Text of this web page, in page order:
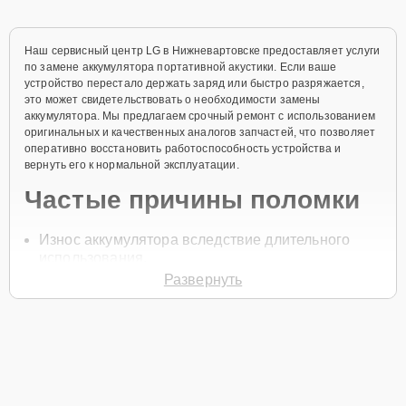
Наш сервисный центр LG в Нижневартовске предоставляет услуги
по замене аккумулятора портативной акустики. Если ваше
устройство перестало держать заряд или быстро разряжается,
это может свидетельствовать о необходимости замены
аккумулятора. Мы предлагаем срочный ремонт с использованием
оригинальных и качественных аналогов запчастей, что позволяет
оперативно восстановить работоспособность устройства и
вернуть его к нормальной эксплуатации.
Частые причины поломки
Износ аккумулятора вследствие длительного
Неправильная эксплуатация и перегрузка
батареи.
Развернуть